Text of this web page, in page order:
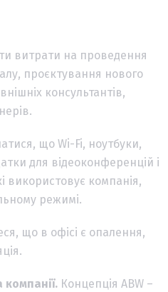
витрати на проведення
проєктування нового
консультантів,
що Wi-Fi, ноутбуки,
для відеоконференцій і
використовує компанія,
режимі.
що в офісі є опалення,
компанії. Концепція ABW –